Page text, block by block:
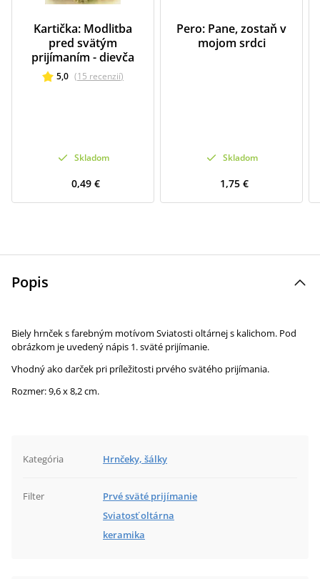
Kartička: Modlitba
pred svätým
prijímaním - dievča
5,0 (15 recenzií)
Skladom
0,49 €
Pero: Pane, zostaň v
mojom srdci
Skladom
1,75 €
Popis
Biely hrnček s farebným motívom Sviatosti oltárnej s kalichom. Pod
obrázkom je uvedený nápis 1. sväté prijímanie.
Vhodný ako darček pri príležitosti prvého svätého prijímania.
Rozmer: 9,6 x 8,2 cm.
Kategória Hrnčeky, šálky
Filter
Prvé sväté prijímanie
Sviatosť oltárna
keramika